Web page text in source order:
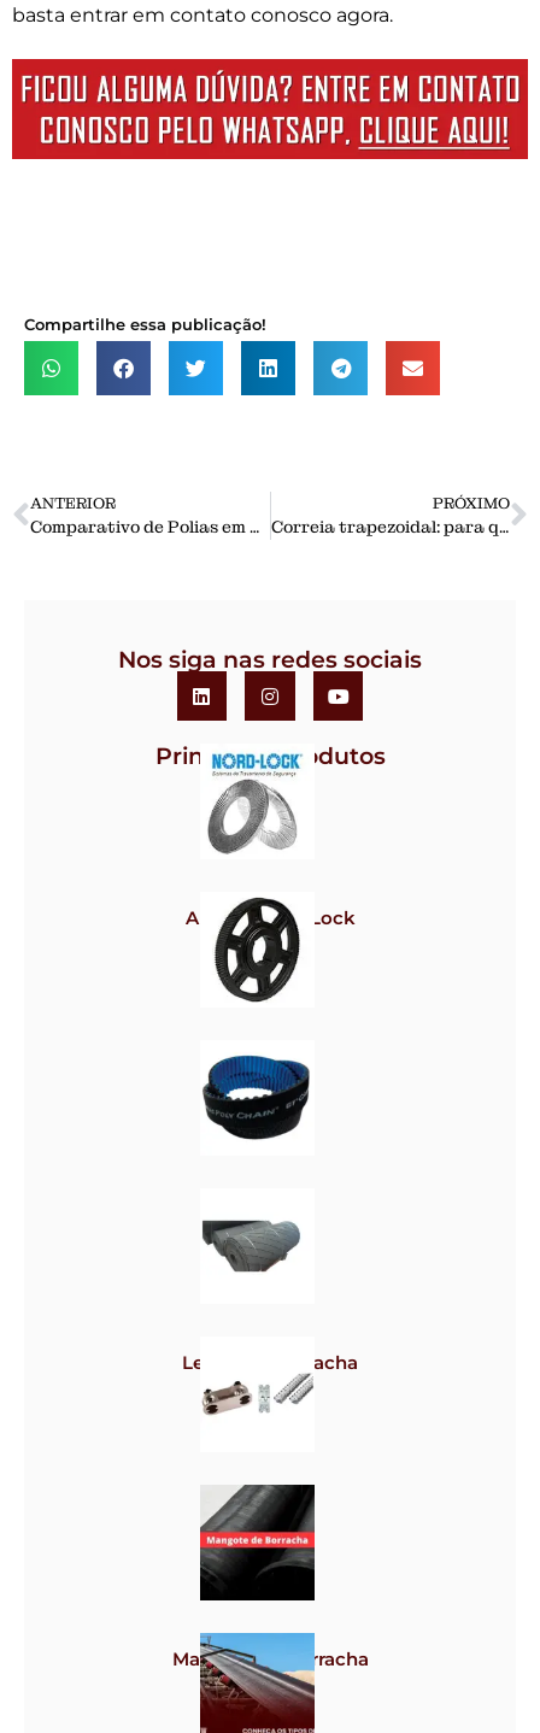
basta entrar em contato conosco agora.
Compartilhe essa publicação!
ANTERIOR
Comparativo de Polias em V: Vantagens e Desvantagens em Relação a Outros Tipos de Polias.
PRÓXIMO
Correia trapezoidal: para que serve? Quais os tipos?
Nos siga nas redes sociais
Principais Produtos
Arruela Nord-Lock
Polias
Correias
Lençol de borracha
Grampos
Mangote de borracha